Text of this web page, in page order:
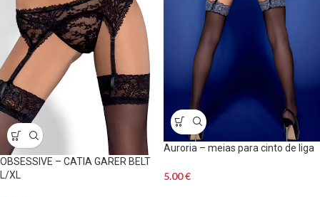
OBSESSIVE – CATIA GARER BELT
L/XL
Auroria – meias para cinto de liga
5.00€